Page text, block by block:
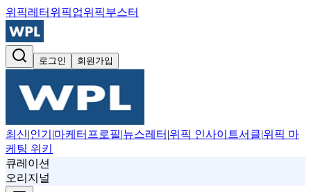
위픽레터 위픽업위픽부스터
로그인 회원가입
최신|인기 |마케터프로필|뉴스레터 |위픽 인사이트서클|위픽 마
케팅 위키
큐레이션
오리지널